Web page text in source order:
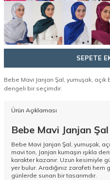
SEPETE
Bebe Mavi Janjan Şal, yumuşak,
dengeli bir seçimdir.
Ürün Açıklaması
Bebe Mavi Janjan
Bebe Mavi Janjan Şal, yumuşak,
mavi ton, Janjan kumaşın ışıkla
karakter kazanır. Uzun kesimiyle
yer bulur. Aradığınız zarafeti hem
günlerde sunan bir tasarımdır.